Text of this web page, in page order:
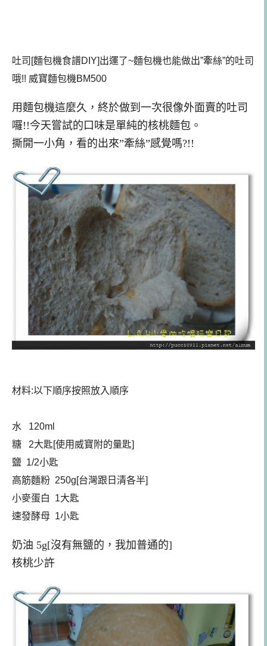
吐司[麵包機食譜DIY]出運了~麵包機也能做出”牽絲”的吐司
哦!! 威寶麵包機BM500
用麵包機這麼久，終於做到一次很像外面賣的吐司
囉!!今天嘗試的口味是單純的核桃麵包。
撕開一小角，看的出來”牽絲”感覺嗎?!!
材料:以下順序按照放入順序
水 120ml
糖 2大匙[使用威寶附的量匙]
鹽 1/2小匙
高筋麵粉 250g[台灣跟日清各半]
小麥蛋白 1大匙
速發酵母 1小匙
奶油 5g[沒有無鹽的，我加普通的]
核桃少許